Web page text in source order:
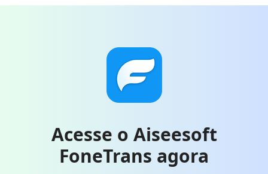
Acesse o Aiseesoft
FoneTrans agora